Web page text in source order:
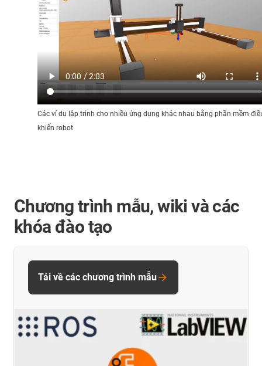
Các ví dụ lập trình cho nhiều ứng dụng khác nhau bằng phần mềm
khiển robot
Chương trình mẫu, wiki và các
khóa đào tạo
Tải về các chương trình mẫu